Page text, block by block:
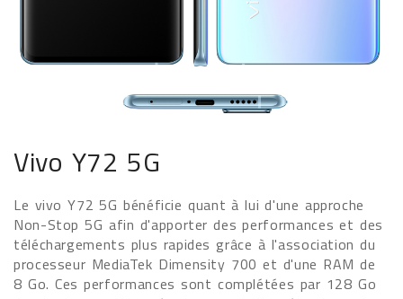
Vivo Y72 5G
Le vivo Y72 5G bénéficie quant à lui d'une approche
Non-Stop 5G afin d'apporter des performances et des
téléchargements plus rapides grâce à l'association du
processeur MediaTek Dimensity 700 et d'une RAM de
8 Go. Ces performances sont complétées par 128 Go